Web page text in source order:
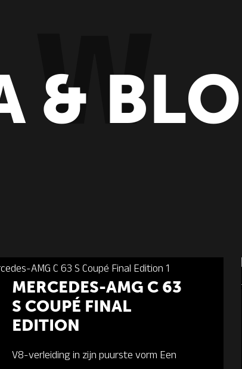
&
MERCEDES-AMG C 63
S COUPÉ FINAL
EDITION
V8-verleiding in zijn puurste vorm Een